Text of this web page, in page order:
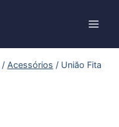
/ Acessórios / Uniăo Fita